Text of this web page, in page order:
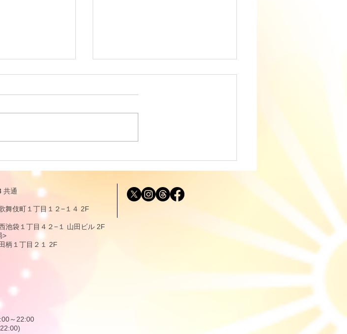
・クイーン
ト解説｜カップ・ナイト
現化する思い」
共通
舞伎町１丁目１２−１４ 2F
池袋１丁目４２−１ 山田ビル 2F
>
柄 １丁目 ２１ 2F
～22:00